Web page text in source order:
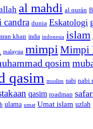
al mahdi al qurán
candra dunia Eskatologi
khan india indonesia islam
malaysia mimpi Mimpi
qosim
qasim muslim nabi nabi
qasim roadmap
ulama umat Umat islam uzlah